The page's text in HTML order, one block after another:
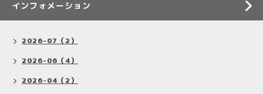
インフォメーション
2026-07（2）
2026-06（4）
2026-04（2）